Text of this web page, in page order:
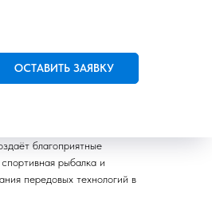
ОСТАВИТЬ ЗАЯВКУ
благоприятные
рыбалка и
передовых технологий в